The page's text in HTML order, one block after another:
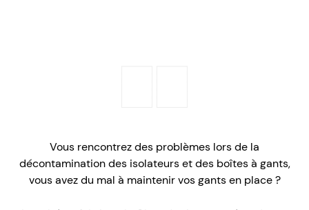
Vous rencontrez des problèmes lors de la
décontamination des isolateurs et des boîtes à gants,
vous avez du mal à maintenir vos gants en place ?